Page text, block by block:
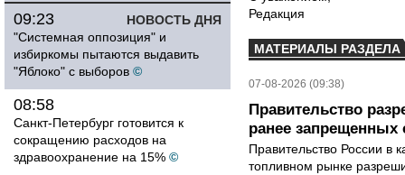
НОВОСТЬ ДНЯ
09:23
"Системная оппозиция" и
избиркомы пытаются выдавить
"Яблоко" с выборов ©
08:58
Санкт-Петербург готовится к
сокращению расходов на
здравоохранение на 15% ©
Редакция
МАТЕРИАЛЫ РАЗДЕЛА
07-08-2026 (09:38)
Правительство
ранее запрещенных
Правительство России в
топливном рынке